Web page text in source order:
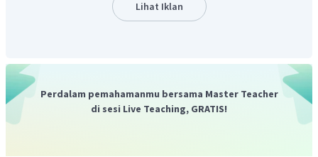
Oleh karena itu, gram perak yang terendapkan di katode
sebesar 1,01 gram.
Jadi, jawaban yang benar massa Ag adalah 1,01 gram.
Lihat Iklan
Perdalam pemahamanmu bersama Master Teacher
di sesi Live Teaching, GRATIS!